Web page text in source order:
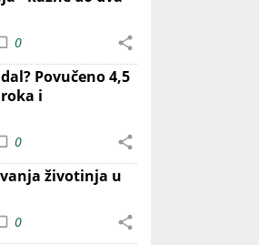
0
Povučeno 4,5
i
0
životinja u
0